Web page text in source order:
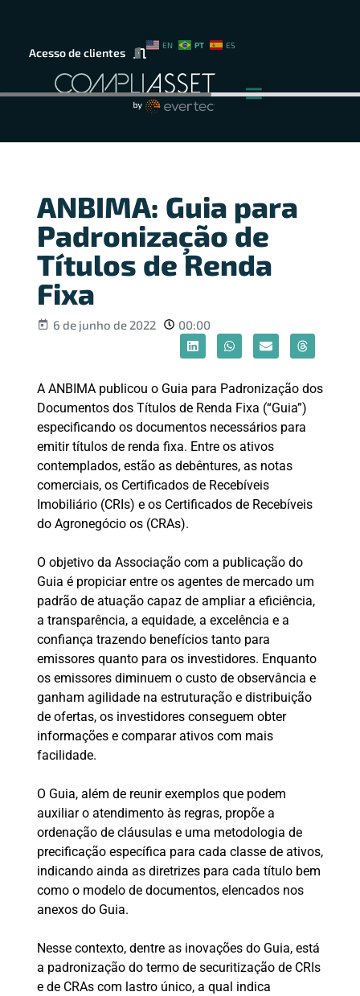
Acesso de clientes
EN PT ES
ANBIMA: Guia para
Padronização de
Títulos de Renda
Fixa
6 de junho de 2022 00:00
A ANBIMA publicou o Guia para Padronização dos
Documentos dos Títulos de Renda Fixa (“Guia”)
especificando os documentos necessários para
emitir títulos de renda fixa. Entre os ativos
contemplados, estão as debêntures, as notas
comerciais, os Certificados de Recebíveis
Imobiliário (CRIs) e os Certificados de Recebíveis
do Agronegócio os (CRAs).
O objetivo da Associação com a publicação do
Guia é propiciar entre os agentes de mercado um
padrão de atuação capaz de ampliar a eficiência,
a transparência, a equidade, a excelência e a
confiança trazendo benefícios tanto para
emissores quanto para os investidores. Enquanto
os emissores diminuem o custo de observância e
ganham agilidade na estruturação e distribuição
de ofertas, os investidores conseguem obter
informações e comparar ativos com mais
facilidade.
O Guia, além de reunir exemplos que podem
auxiliar o atendimento às regras, propõe a
ordenação de cláusulas e uma metodologia de
precificação específica para cada classe de ativos,
indicando ainda as diretrizes para cada título bem
como o modelo de documentos, elencados nos
anexos do Guia.
Nesse contexto, dentre as inovações do Guia, está
a padronização do termo de securitização de CRIs
e de CRAs com lastro único, a qual indica